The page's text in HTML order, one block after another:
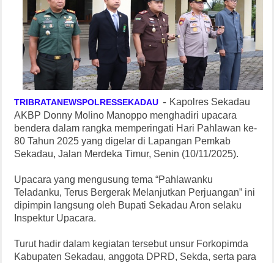
TRIBRATANEWSPOLRESSEKADAU - Kapolres Sekadau
AKBP Donny Molino Manoppo menghadiri upacara
bendera dalam rangka memperingati Hari Pahlawan ke-
80 Tahun 2025 yang digelar di Lapangan Pemkab
Sekadau, Jalan Merdeka Timur, Senin (10/11/2025).
Upacara yang mengusung tema “Pahlawanku
Teladanku, Terus Bergerak Melanjutkan Perjuangan” ini
dipimpin langsung oleh Bupati Sekadau Aron selaku
Inspektur Upacara.
Turut hadir dalam kegiatan tersebut unsur Forkopimda
Kabupaten Sekadau, anggota DPRD, Sekda, serta para